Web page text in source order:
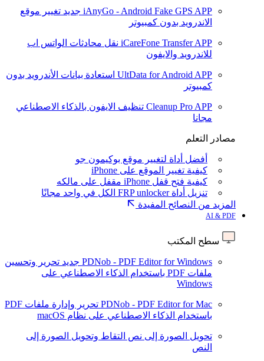
iAnyGo - Android Fake GPS APP جديد تغيير موقع
الاندرويد بدون كمبيوتر
iCareFone Transfer APP نقل محادثات الواتس اب
للاندرويد والايفون
UltData for Android APP استعادة بيانات الأندرويد بدون
كمبيوتر
Cleanup Pro APP تنظيف الايفون بالذكاء الاصطناعي
مجانا
مصادر التعلم
أفضل أداة لتغيير موقع بوكيمون جو
كيفية تغيير الموقع على iPhone
كيفية فتح قفل iPhone مقفل على مالكه
تنزيل أداة FRP unlocker الكل في واحد مجانًا
المزيد من النصائح المفيدة
AI & PDF
سطح المكتب
PDNob - PDF Editor for Windows جديد تحرير وتحسين
ملفات PDF باستخدام الذكاء الاصطناعي على
Windows
PDNob - PDF Editor for Mac
تحرير وإدارة ملفات PDF
باستخدام الذكاء الاصطناعي على نظام macOS
تحويل الصورة إلى نص التقاط وتحويل الصورة إلى
النص